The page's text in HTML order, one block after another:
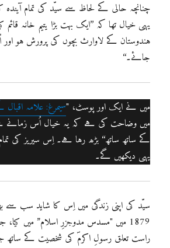
چنانچہ حالی کے لحاظ سے سیّد کی تمام
یہی خیال تھا کہ ’’ایک بہت بڑا یتیم خانہ
ہندوستان کے لاوارث بچوں کی پرورش ہو اور
جائے۔‘‘
میں نے ایک اور پوسٹ، "سیمرغ: علامہ
میں وضاحت کی ہے کہ یہ خیال اُس زمانے
کے ساتھ ساتھ‘‘ بڑھ رہا ہے۔ اِس سیریز کی
یہی دیکھیں گے۔
سیّد کی اپنی زندگی میں اِس کا شاید سب سے
1879 میں "مسدس مدوجزرِ اسلام” میں
راست تعلق رسولِ اکرمؐ کی شخصیت کے ساتھ